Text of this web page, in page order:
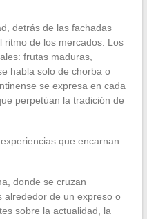
detrás de las fachadas
ritmo de los mercados. Los
frutas maduras,
habla solo de chorba o
se expresa en cada
perpetúan la tradición de
que encarnan
donde se cruzan
alrededor de un expreso o
sobre la actualidad, la